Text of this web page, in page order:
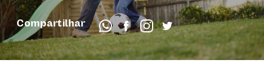
Compartilhar